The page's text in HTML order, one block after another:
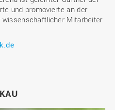
und promovierte an der
wissenschaftlicher Mitarbeiter